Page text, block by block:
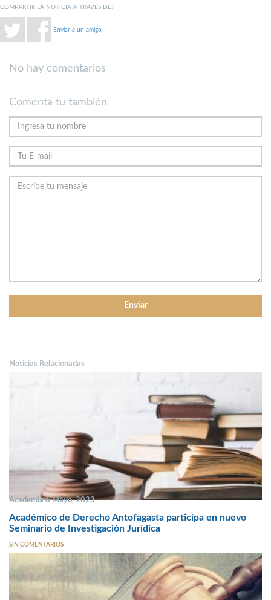
COMPARTIR LA NOTICIA A TRAVÉS DE:
Enviar a un amigo
No hay comentarios
Comenta tu también
Noticias Relacionadas
Academia 6 Mayo, 2023
Académico de Derecho Antofagasta participa en nuevo
Seminario de Investigación Jurídica
SIN COMENTARIOS